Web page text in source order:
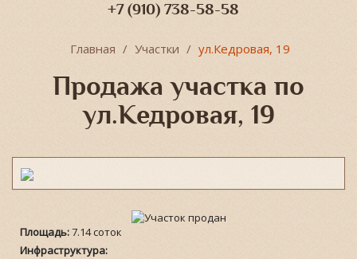
+7 (910) 738-58-58
Главная Участки ул.Кедровая, 19
Продажа участка по
ул.Кедровая, 19
Площадь:7.14 соток
Инфраструктура: